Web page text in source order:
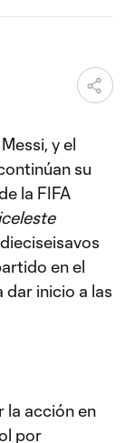
y el
su
la FIFA
en el
inicio a las
la acción en
por